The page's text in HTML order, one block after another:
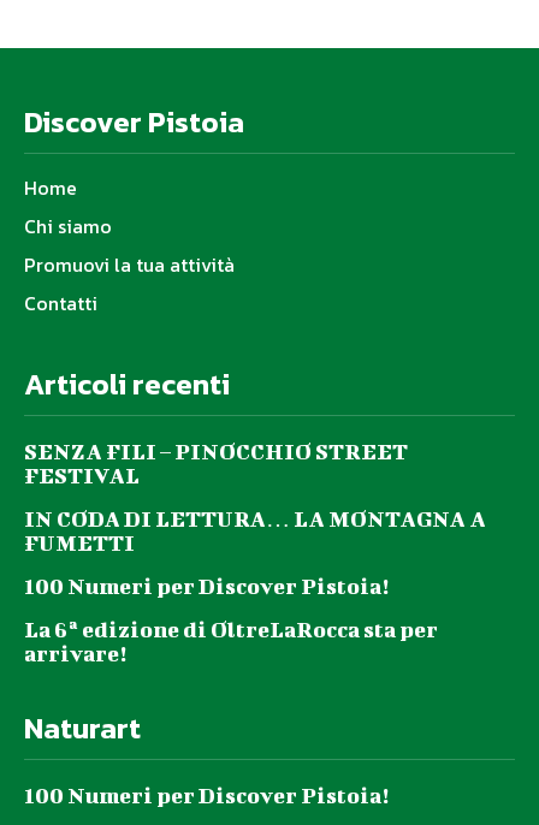
Discover Pistoia
Home
Chi siamo
Promuovi la tua attività
Contatti
Articoli recenti
SENZA FILI – PINOCCHIO STREET
FESTIVAL
IN CODA DI LETTURA… LA MONTAGNA A
FUMETTI
100 Numeri per Discover Pistoia!
La 6ª edizione di OltreLaRocca sta per
arrivare!
Naturart
100 Numeri per Discover Pistoia!